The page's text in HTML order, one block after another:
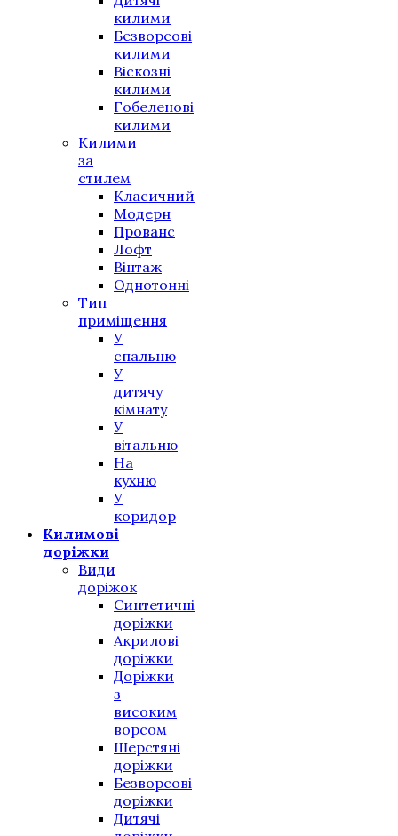
килими
Безворсові
килими
Віскозні
килими
Гобеленові
килими
Килими
за
стилем
Класичний
Модерн
Прованс
Лофт
Вінтаж
Однотонні
Тип
приміщення
У
спальню
У
дитячу
кімнату
У
вітальню
На
кухню
У
коридор
Килимові
доріжки
Види
доріжок
Синтетичні
доріжки
Акрилові
доріжки
Доріжки
з
високим
ворсом
Шерстяні
доріжки
Безворсові
доріжки
Дитячі